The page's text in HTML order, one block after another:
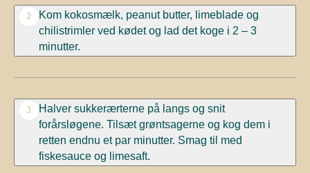
2
Kom kokosmælk, peanut butter, limeblade og
chilistrimler ved kødet og lad det koge i 2 – 3
minutter.
3
Halver sukkerærterne på langs og snit
forårsløgene. Tilsæt grøntsagerne og kog dem i
retten endnu et par minutter. Smag til med
fiskesauce og limesaft.